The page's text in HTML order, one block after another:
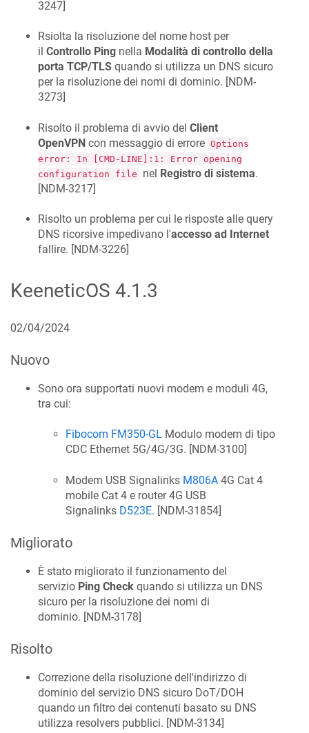
3247]
Rsiolta la risoluzione del nome host per
il Controllo Ping nella Modalità di controllo della
porta TCP/TLS quando si utilizza un DNS sicuro
per la risoluzione dei nomi di dominio. [NDM-
3273]
Risolto il problema di avvio del Client
OpenVPN con messaggio di errore Options
error: In [CMD-LINE]:1: Error opening
configuration file
nel Registro di sistema.
[NDM-3217]
Risolto un problema per cui le risposte alle query
DNS ricorsive impedivano l'accesso ad Internet
fallire. [NDM-3226]
KeeneticOS 4.1.3
02/04/2024
Nuovo
Sono ora supportati nuovi modem e moduli 4G,
tra cui:
Fibocom FM350-GL Modulo modem di tipo
CDC Ethernet 5G/4G/3G. [NDM-3100]
Modem USB Signalinks M806A 4G Cat 4
mobile Cat 4 e router 4G USB
Signalinks D523E. [NDM-31854]
Migliorato
È stato migliorato il funzionamento del
servizio Ping Check quando si utilizza un DNS
sicuro per la risoluzione dei nomi di
dominio. [NDM-3178]
Risolto
Correzione della risoluzione dell'indirizzo di
dominio del servizio DNS sicuro DoT/DOH
quando un filtro dei contenuti basato su DNS
utilizza resolvers pubblici. [NDM-3134]